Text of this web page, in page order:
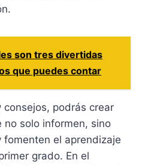
son tres divertidas
que puedes contar
podrás crear
solo informen, sino
el aprendizaje
grado. En el